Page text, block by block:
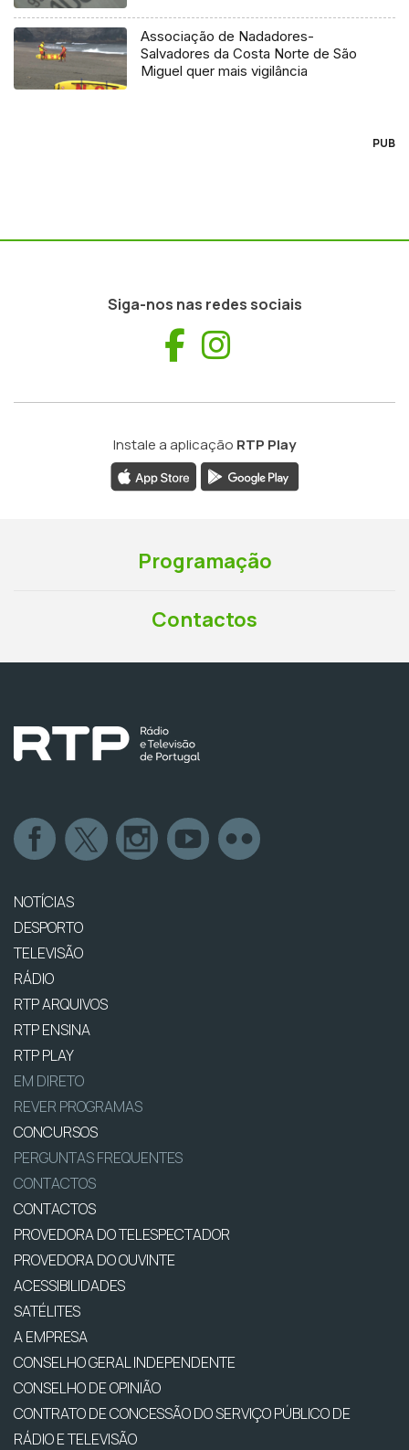
Associação de Nadadores-
Salvadores da Costa Norte de São
Miguel quer mais vigilância
PUB
Siga-nos nas redes sociais
Facebook
Instale a aplicação RTP Play
Programação
Contactos
NOTÍCIAS
DESPORTO
TELEVISÃO
RÁDIO
RTP ARQUIVOS
RTP ENSINA
RTP PLAY
EM DIRETO
REVER PROGRAMAS
CONCURSOS
PERGUNTAS FREQUENTES
CONTACTOS
CONTACTOS
PROVEDORA DO TELESPECTADOR
PROVEDORA DO OUVINTE
ACESSIBILIDADES
SATÉLITES
A EMPRESA
CONSELHO GERAL INDEPENDENTE
CONSELHO DE OPINIÃO
CONTRATO DE CONCESSÃO DO SERVIÇO PÚBLICO DE
RÁDIO E TELEVISÃO